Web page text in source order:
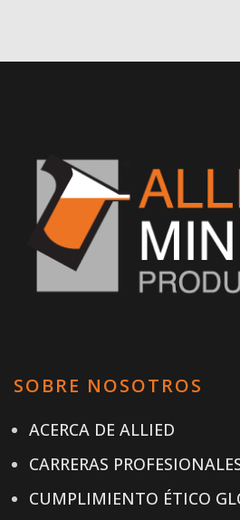
SOBRE NOSOTROS
ACERCA DE ALLIED
CARRERAS
CUMPLIMIENTO ÉTICO